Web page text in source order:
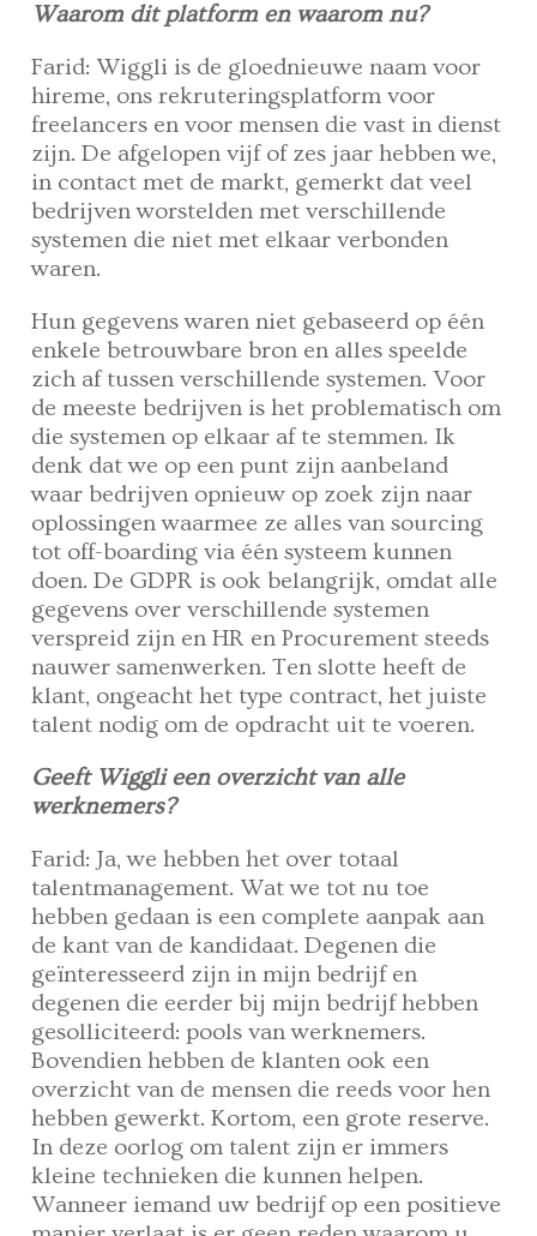
Waarom dit platform en waarom nu?
Farid: Wiggli is de gloednieuwe naam voor
hireme, ons rekruteringsplatform voor
freelancers en voor mensen die vast in dienst
zijn. De afgelopen vijf of zes jaar hebben we,
in contact met de markt, gemerkt dat veel
bedrijven worstelden met verschillende
systemen die niet met elkaar verbonden
waren.
Hun gegevens waren niet gebaseerd op één
enkele betrouwbare bron en alles speelde
zich af tussen verschillende systemen. Voor
de meeste bedrijven is het problematisch om
die systemen op elkaar af te stemmen. Ik
denk dat we op een punt zijn aanbeland
waar bedrijven opnieuw op zoek zijn naar
oplossingen waarmee ze alles van sourcing
tot off-boarding via één systeem kunnen
doen. De GDPR is ook belangrijk, omdat alle
gegevens over verschillende systemen
verspreid zijn en HR en Procurement steeds
nauwer samenwerken. Ten slotte heeft de
klant, ongeacht het type contract, het juiste
talent nodig om de opdracht uit te voeren.
Geeft Wiggli een overzicht van alle
werknemers?
Farid: Ja, we hebben het over totaal
talentmanagement. Wat we tot nu toe
hebben gedaan is een complete aanpak aan
de kant van de kandidaat. Degenen die
geïnteresseerd zijn in mijn bedrijf en
degenen die eerder bij mijn bedrijf hebben
gesolliciteerd: pools van werknemers.
Bovendien hebben de klanten ook een
overzicht van de mensen die reeds voor hen
hebben gewerkt. Kortom, een grote reserve.
In deze oorlog om talent zijn er immers
kleine technieken die kunnen helpen.
Wanneer iemand uw bedrijf op een positieve